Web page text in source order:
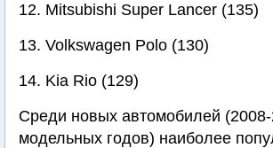
12. Mitsubishi Super Lancer (135)
13. Volkswagen Polo (130)
14. Kia Rio (129)
Среди новых автомобилей
модельных годов) наиболее